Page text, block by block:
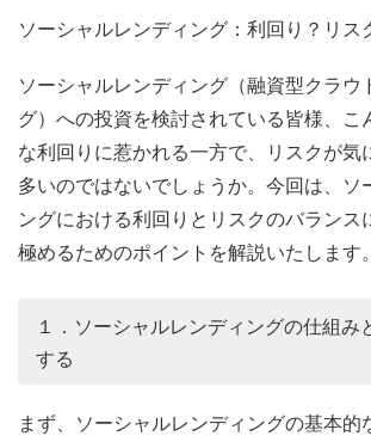
ソーシャルレンディング：利回り？リス
ソーシャルレンディング（融資型クラウ
グ）への投資を検討されている皆様、こ
な利回りに惹かれる一方で、リスクが気
多いのではないでしょうか。今回は、ソ
ングにおける利回りとリスクのバランス
極めるためのポイントを解説いたします。
１．ソーシャルレンディングの仕組み
する
まず、ソーシャルレンディングの基本的